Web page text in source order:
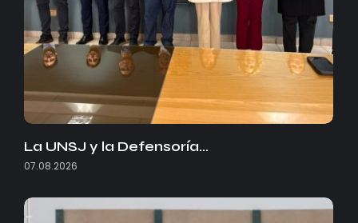
La UNSJ y la Defensoría…
07.08.2026